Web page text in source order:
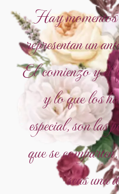
Hay momentos
representan un
El comienzo y el
y lo que los
especial, son las
que se
seas una